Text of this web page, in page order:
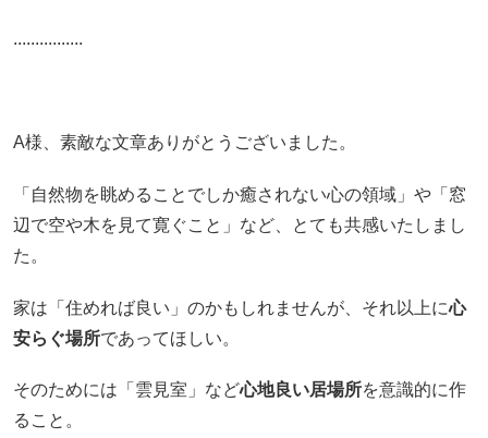
................
A様、素敵な文章ありがとうございました。
「自然物を眺めることでしか癒されない心の領域」や「窓
辺で空や木を見て寛ぐこと」など、とても共感いたしまし
た。
家は「住めれば良い」のかもしれませんが、それ以上に心
安らぐ場所であってほしい。
そのためには「雲見室」など心地良い居場所を意識的に作
ること。